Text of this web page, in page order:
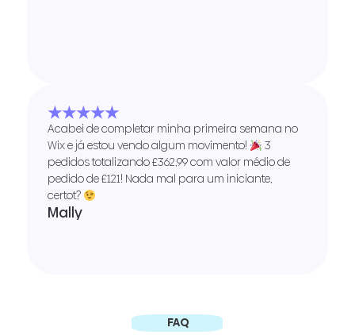
★★★★★
Acabei de completar minha primeira semana no
Wix e já estou vendo algum movimento!
3
pedidos totalizando £362,99 com valor médio de
pedido de £121! Nada mal para um iniciante,
certot?
Mally
FAQ